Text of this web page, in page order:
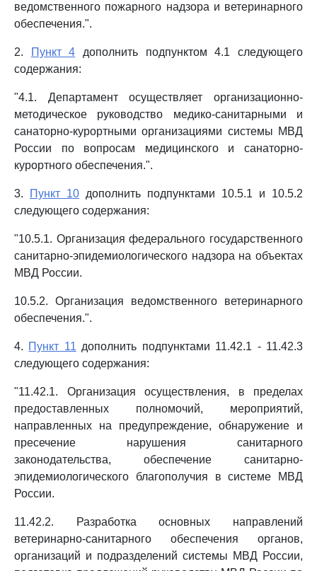
ведомственного пожарного надзора и ветеринарного
обеспечения.".
2. Пункт 4 дополнить подпунктом 4.1 следующего
содержания:
"4.1. Департамент осуществляет организационно-
методическое руководство медико-санитарными и
санаторно-курортными организациями системы МВД
России по вопросам медицинского и санаторно-
курортного обеспечения.".
3. Пункт 10 дополнить подпунктами 10.5.1 и 10.5.2
следующего содержания:
"10.5.1. Организация федерального государственного
санитарно-эпидемиологического надзора на объектах
МВД России.
10.5.2. Организация ведомственного ветеринарного
обеспечения.".
4. Пункт 11 дополнить подпунктами 11.42.1 - 11.42.3
следующего содержания:
"11.42.1. Организация осуществления, в пределах
предоставленных полномочий, мероприятий,
направленных на предупреждение, обнаружение и
пресечение нарушения санитарного
законодательства, обеспечение санитарно-
эпидемиологического благополучия в системе МВД
России.
11.42.2. Разработка основных направлений
ветеринарно-санитарного обеспечения органов,
организаций и подразделений системы МВД России,